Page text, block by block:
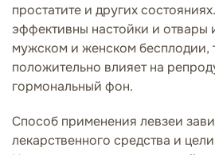
простатите и других
эффективны настойки и отвары
мужском и женском бесплодии,
положительно влияет на
гормональный фон.
Способ применения левзеи
лекарственного средства и